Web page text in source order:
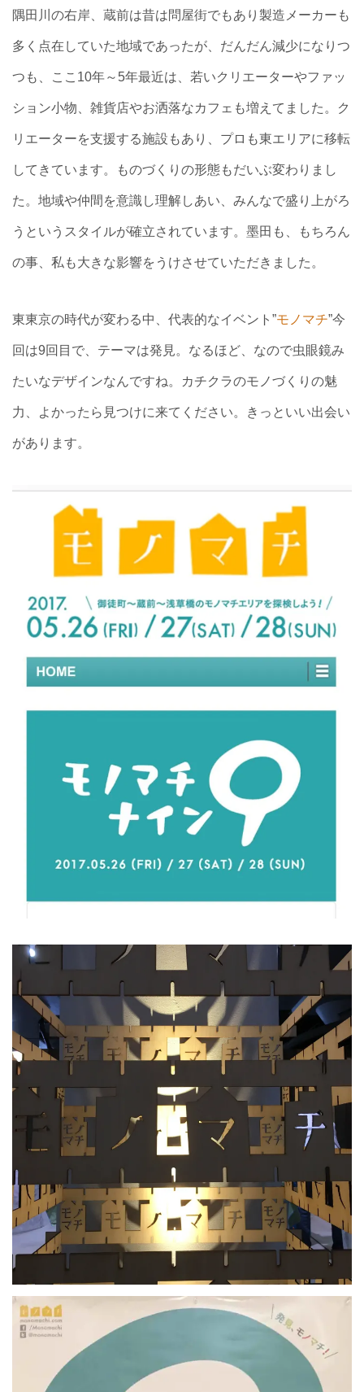
隅田川の右岸、蔵前は昔は問屋街でもあり製造メーカーも
多く点在していた地域であったが、だんだん減少になりつ
つも、ここ10年～5年最近は、若いクリエーターやファッ
ション小物、雑貨店やお洒落なカフェも増えてました。ク
リエーターを支援する施設もあり、プロも東エリアに移転
してきています。ものづくりの形態もだいぶ変わりまし
た。地域や仲間を意識し理解しあい、みんなで盛り上がろ
うというスタイルが確立されています。墨田も、もちろん
の事、私も大きな影響をうけさせていただきました。
東東京の時代が変わる中、代表的なイベント”モノマチ”今
回は9回目で、テーマは発見。なるほど、なので虫眼鏡み
たいなデザインなんですね。カチクラのモノづくりの魅
力、よかったら見つけに来てください。きっといい出会い
があります。